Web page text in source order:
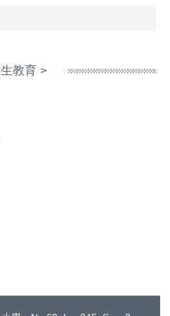
教育 >